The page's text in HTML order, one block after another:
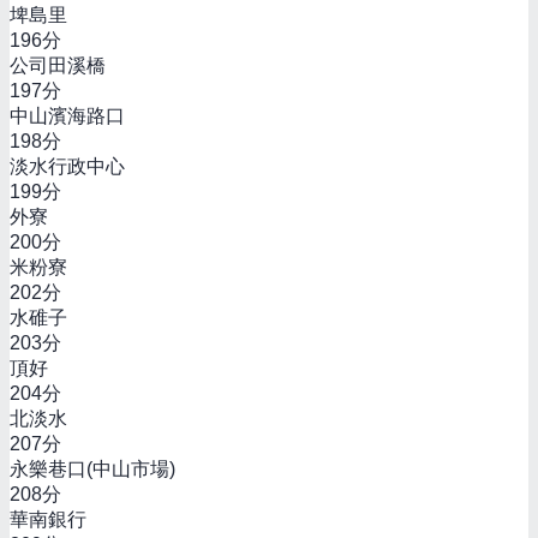
埤島里
196分
公司田溪橋
197分
中山濱海路口
198分
淡水行政中心
199分
外寮
200分
米粉寮
202分
水碓子
203分
頂好
204分
北淡水
207分
永樂巷口(中山市場)
208分
華南銀行